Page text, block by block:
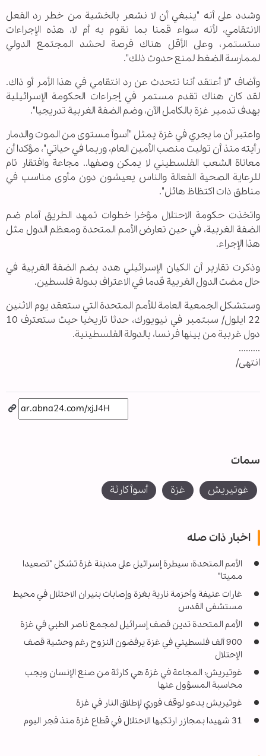
وشدد على أنه "ينبغي أن لا نشعر بالخشية من خطر رد الفعل
الانتقامي، لأنه سواء قمنا بما نقوم به أم لا، هذه الإجراءات
ستستمر، وعلى الأقل هناك فرصة لحشد المجتمع الدولي
لممارسة الضغط لمنع حدوث ذلك".
وأضاف "لا أعتقد أننا نتحدث عن رد انتقامي في هذا الأمر أو ذاك.
لقد كان هناك تقدم مستمر في إجراءات الحكومة الإسرائيلية
بهدف تدمير غزة بالكامل الآن، وضم الضفة الغربية تدريجيا".
واعتبر أن ما يجري في غزة يمثل "أسوأ مستوى من الموت والدمار
رأيته منذ أن توليت منصب الأمين العام، وربما في حياتي"، مؤكدا أن
معاناة الشعب الفلسطيني لا يمكن وصفها.. مجاعة وافتقار تام
للرعاية الصحية الفعالة والناس يعيشون دون مأوى مناسب في
مناطق ذات اكتظاظ هائل".
واتخذت حكومة الاحتلال مؤخرا خطوات تمهد الطريق أمام ضم
الضفة الغربية، في حين تعارض الأمم المتحدة ومعظم الدول مثل
هذا الإجراء.
وذكرت تقارير أن الكيان الإسرائيلي هدد بضم الضفة الغربية في
حال مضت الدول الغربية قدما في الاعتراف بدولة فلسطين.
وستشكل الجمعية العامة للأمم المتحدة التي ستعقد يوم الاثنين
22 ايلول/ سبتمبر في نيويورك، حدثا تاريخيا حيث ستعترف 10
دول غربية من بينها فرنسا، بالدولة الفلسطينية.
.........
انتهى/
سمات
غوتيريش غزة أسوأ كارثة
اخبار ذات صله
الأمم المتحدة: سيطرة إسرائيل على مدينة غزة تشكل "تصعيدا
مميتا"
غارات عنيفة وأحزمة نارية بغزة وإصابات بنيران الاحتلال في محيط
مستشفى القدس
الأمم المتحدة تدين قصف إسرائيل لمجمع ناصر الطبي في غزة
900 ألف فلسطيني في غزة يرفضون النزوح رغم وحشية قصف
الإحتلال
غوتيريش: المجاعة في غزة هي كارثة من صنع الإنسان ويجب
محاسبة المسؤول عنها
غوتيريش يدعو لوقف فوري لإطلاق النار في غزة
31 شهيدا بمجازر ارتكبها الاحتلال في قطاع غزة منذ فجر اليوم